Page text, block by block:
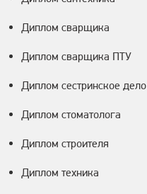
Диплом сварщика
Диплом сварщика ПТУ
Диплом сестринское дело
Диплом стоматолога
Диплом строителя
Диплом техника